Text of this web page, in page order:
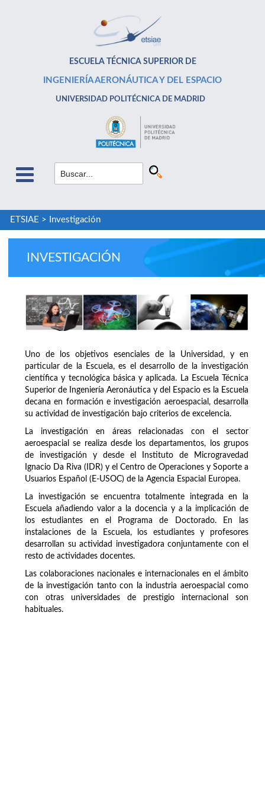
ESCUELA TÉCNICA SUPERIOR DE
INGENIERÍA AERONÁUTICA Y DEL ESPACIO
UNIVERSIDAD POLITÉCNICA DE MADRID
ETSIAE > Investigación
INVESTIGACIÓN
Uno de los objetivos esenciales de la Universidad, y en
particular de la Escuela, es el desarrollo de la investigación
científica y tecnológica básica y aplicada. La Escuela Técnica
Superior de Ingeniería Aeronáutica y del Espacio es la Escuela
decana en formación e investigación aeroespacial, desarrolla
su actividad de investigación bajo criterios de excelencia.
La investigación en áreas relacionadas con el sector
aeroespacial se realiza desde los departamentos, los grupos
de investigación y desde el Instituto de Microgravedad
Ignacio Da Riva (IDR) y el Centro de Operaciones y Soporte a
Usuarios Español (E-USOC) de la Agencia Espacial Europea.
La investigación se encuentra totalmente integrada en la
Escuela añadiendo valor a la docencia y a la implicación de
los estudiantes en el Programa de Doctorado. En las
instalaciones de la Escuela, los estudiantes y profesores
desarrollan su actividad investigadora conjuntamente con el
resto de actividades docentes.
Las colaboraciones nacionales e internacionales en el ámbito
de la investigación tanto con la industria aeroespacial como
con otras universidades de prestigio internacional son
habituales.